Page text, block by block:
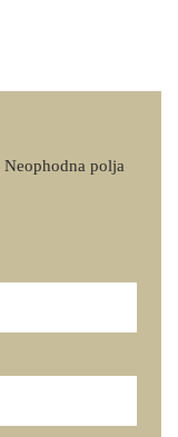
Neophodna polja